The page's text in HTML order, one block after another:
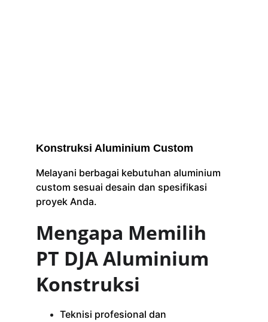
Melayani berbagai kebutuhan aluminium
custom sesuai desain dan spesifikasi
proyek Anda.
Konstruksi Aluminium Custom
Mengapa Memilih
PT DJA Aluminium
Konstruksi
Teknisi profesional dan